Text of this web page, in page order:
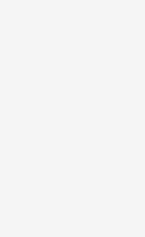
product/282